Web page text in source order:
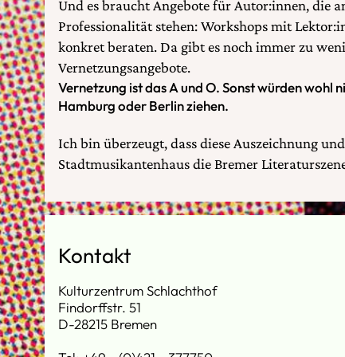
Und es braucht Angebote für Autor:innen, die
Professionalität stehen: Workshops mit
konkret beraten. Da gibt es noch immer zu
Vernetzungsangebote.
Vernetzung ist das A und O. Sonst würden wohl
Hamburg oder Berlin ziehen.
Ich bin überzeugt, dass diese Auszeichnung
Stadtmusikantenhaus die Bremer
Kontakt
Kulturzentrum Schlachthof
Findorffstr. 51
D-28215 Bremen